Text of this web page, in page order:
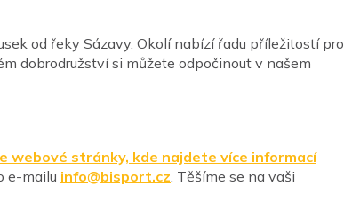
od řeky Sázavy. Okolí nabízí řadu příležitostí pro
dobrodružství si můžete odpočinout v našem
webové stránky, kde najdete více informací
e-mailu info@bisport.cz. Těšíme se na vaši